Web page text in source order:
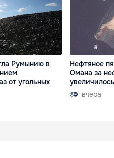
Румынию в
от угольных
Нефтяное
Омана за
вчера